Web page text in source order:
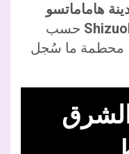
حسب
محطمة ما سُجل